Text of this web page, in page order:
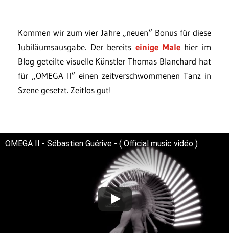
Kommen wir zum vier Jahre „neuen“ Bonus für diese
Jubiläumsausgabe. Der bereits einige Malehier im
Blog geteilte visuelle Künstler Thomas Blanchard hat
für „OMEGA II“ einen zeitverschwommenen Tanz in
Szene gesetzt. Zeitlos gut!
OMEGA II - Sébastien Guérive - ( Official music vidéo )